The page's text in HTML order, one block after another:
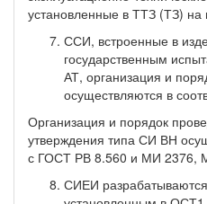
установленные в ТТЗ (ТЗ) на
ССИ, встроенные в
государственным
АТ, организация и
осуществляются в
Организация и порядок
утверждения типа СИ ВН
с ГОСТ РВ 8.560 и МИ 2376,
СИЕИ разрабатываются